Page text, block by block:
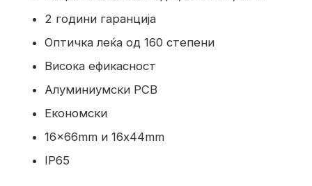
2 години гаранција
Оптичка леќа од 160 степени
Висока ефикасност
Алуминиумски PCB
Економски
16x66mm и 16x44mm
IP65